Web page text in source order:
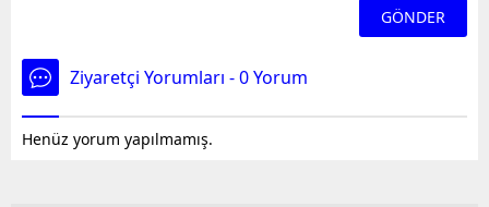
Ziyaretçi Yorumları - 0 Yorum
Henüz yorum yapılmamış.